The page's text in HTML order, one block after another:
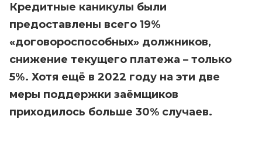
Кредитные каникулы были
предоставлены всего 19%
«договороспособных» должников,
снижение текущего платежа – только
5%. Хотя ещё в 2022 году на эти две
меры поддержки заёмщиков
приходилось больше 30% случаев.